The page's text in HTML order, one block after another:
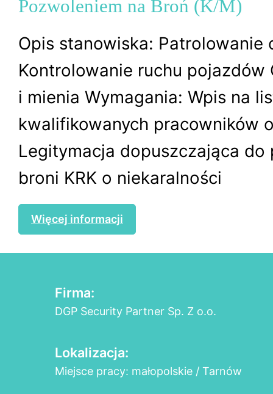
Pozwoleniem na Broń (K/M)
Opis stanowiska: Patrolowanie
Kontrolowanie ruchu pojazdów
i mienia Wymagania: Wpis na
kwalifikowanych pracowników
Legitymacja dopuszczająca do
broni KRK o niekaralności
Więcej informacji
Firma:
DGP Security Partner Sp. Z o.o.
Lokalizacja:
Miejsce pracy: małopolskie / Tarnów